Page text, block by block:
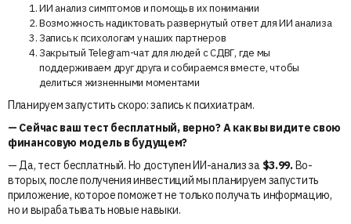
ИИ анализ симптомов и помощь в их понимании
Возможность надиктовать развернутый ответ для ИИ анализа
Запись к психологам у наших партнеров
Закрытый Telegram-чат для людей с СДВГ, где мы
поддерживаем друг друга и собираемся вместе, чтобы
делиться жизненными моментами
Планируем запустить скоро: запись к психиатрам.
— Сейчас ваш тест бесплатный, верно? А как вы видите свою
финансовую модель в будущем?
— Да, тест бесплатный. Но доступен ИИ-анализ за $3.99.Во-
вторых, после получения инвестиций мы планируем запустить
приложение, которое поможет не только получать информацию,
но и вырабатывать новые навыки.